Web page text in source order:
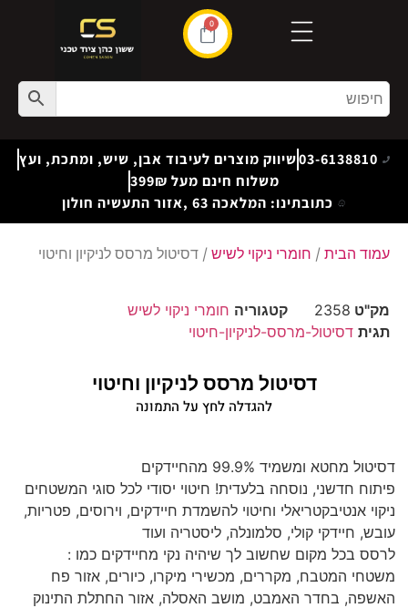
0
03-6138810שיווק מוצרים לעיבוד אבן, שיש, ומתכת, ועץ
משלוח חינם מעל 399₪
כתובתינו: המלאכה 63 ,אזור התעשיה חולון
עמוד הבית / חומרי ניקוי לשיש / דסיטול מרסס לניקיון וחיטוי
מק"ט 2358 קטגוריה חומרי ניקוי לשיש
תגית דסיטול-מרסס-לניקיון-חיטוי
דסיטול מרסס לניקיון וחיטוי
להגדלה לחץ על התמונה
דסיטול מחטא ומשמיד 99.9% מהחיידקים
פיתוח חדשני, נוסחה בלעדית! חיטוי יסודי לכל סוגי המשטחים
ניקוי אנטיבקטריאלי וחיטוי להשמדת חיידקים, וירוסים, פטריות,
עובש, חיידקי קולי, סלמונלה, ליסטריה ועוד
לרסס בכל מקום שחשוב לך שיהיה נקי מחיידקים כמו :
משטחי המטבח, מקררים, מכשירי מיקרו, כיורים, אזור פח
האשפה, בחדר האמבט, מושב האסלה, אזור החתלת התינוק